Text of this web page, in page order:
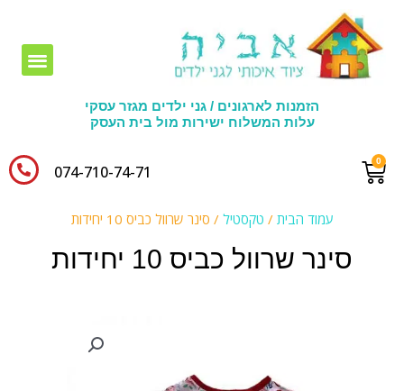
הזמנות לארגונים / גני ילדים מגזר עסקי
עלות המשלוח ישירות מול בית העסק
074-710-74-71​
עמוד הבית / טקסטיל / סינר שרוול כביס 10 יחידות
סינר שרוול כביס 10 יחידות